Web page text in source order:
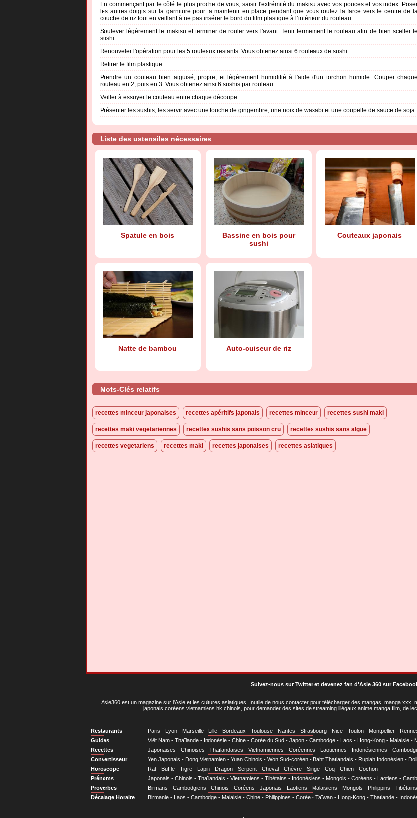
En commençant par le côté le plus proche de vous, saisir l'extrémité du makisu avec vos pouces et vos index. Poser
les autres doigts sur la garniture pour la maintenir en place pendant que vous roulez la farce vers le centre de la
couche de riz tout en veillant à ne pas insérer le bord du film plastique à l’intérieur du rouleau.
Soulever légèrement le makisu et terminer de rouler vers l'avant. Tenir fermement le rouleau afin de bien sceller le
sushi.
Renouveler l'opération pour les 5 rouleaux restants. Vous obtenez ainsi 6 rouleaux de sushi.
Retirer le film plastique.
Prendre un couteau bien aiguisé, propre, et légèrement humidifié à l'aide d'un torchon humide. Couper chaque
rouleau en 2, puis en 3. Vous obtenez ainsi 6 sushis par rouleau.
Veiller à essuyer le couteau entre chaque découpe.
Présenter les sushis, les servir avec une touche de gingembre, une noix de wasabi et une coupelle de sauce de soja.
Liste des ustensiles nécessaires
Spatule en bois
Bassine en bois pour
sushi
Couteaux japonais
Natte de bambou Auto-cuiseur de riz
Mots-Clés relatifs
recettes minceur japonaises recettes apéritifs japonais recettes minceur recettes sushi maki
recettes maki vegetariennes recettes sushis sans poisson cru recettes sushis sans algue
recettes vegetariens recettes maki recettes japonaises recettes asiatiques
Suivez-nous sur Twitteret devenez fan d'Asie 360 sur
Asie360 est un magazine sur l'Asie et les cultures asiatiques . Inutile de nous contacter pour télécharger des mangas, manga
japonais coréens vietnamiens hk chinois, pour demander des sites de streaming illégaux anime manga film, de
Restaurants Paris - Lyon - Marseille - Lille - Bordeaux - Toulouse - Nantes - Strasbourg - Nice - Toulon - Montpellier -
Guides
Viêt Nam - Thaïlande - Indonésie - Chine - Corée du Sud - Japon - Cambodge - Laos - Hong-Kong - Malaisie -
Recettes
Japonaises - Chinoises - Thaïlandaises - Vietnamiennes - Coréennes - Laotiennes - Indonésiennes -
Convertisseur
Yen Japonais - Dong Vietnamien - Yuan Chinois - Won Sud-coréen - Baht Thaïlandais - Rupiah Indonésien -
Horoscope
Rat - Buffle - Tigre - Lapin - Dragon - Serpent - Cheval - Chèvre - Singe - Coq - Chien - Cochon
Prénoms
Japonais - Chinois - Thaïlandais - Vietnamiens - Tibétains - Indonésiens - Mongols - Coréens - Laotiens -
Proverbes
Birmans - Cambodgiens - Chinois - Coréens - Japonais - Laotiens - Malaisiens - Mongols - Philippins - Tibétains
Décalage Horaire
Birmanie - Laos - Cambodge - Malaisie - Chine - Philippines - Corée - Taïwan - Hong-Kong - Thaïlande -